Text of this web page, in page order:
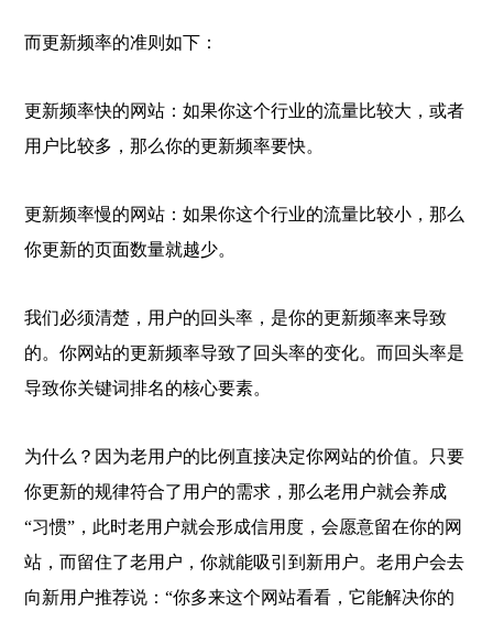
而更新频率的准则如下：
更新频率快的网站：如果你这个行业的流量比较大，或者
用户比较多，那么你的更新频率要快。
更新频率慢的网站：如果你这个行业的流量比较小，那么
你更新的页面数量就越少。
我们必须清楚，用户的回头率，是你的更新频率来导致
的。你网站的更新频率导致了回头率的变化。而回头率是
导致你关键词排名的核心要素。
为什么？因为老用户的比例直接决定你网站的价值。只要
你更新的规律符合了用户的需求，那么老用户就会养成
“习惯”，此时老用户就会形成信用度，会愿意留在你的网
站，而留住了老用户，你就能吸引到新用户。老用户会去
向新用户推荐说：“你多来这个网站看看，它能解决你的